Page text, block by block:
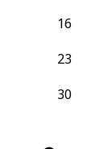
16
23
30